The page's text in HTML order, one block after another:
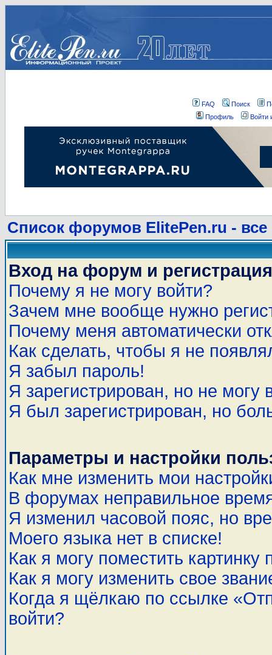
FAQ Поиск
Профиль
Войти
Список форумов ElitePen.ru - все
Вход на форум и регистрация
Почему я не могу войти?
Зачем мне вообще нужно
Почему меня автоматически
Как сделать, чтобы я не
Я забыл пароль!
Я зарегистрирован, но не могу
Я был зарегистрирован, но
Параметры и настройки
Как мне изменить мои
В форумах неправильное
Я изменил часовой пояс, но
Моего языка нет в списке!
Как я могу поместить
Как я могу изменить свое
Когда я щёлкаю по ссылке
войти?